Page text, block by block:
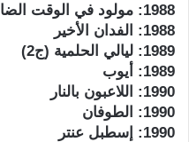
1988: مولود في الوقت الضائع
1988: الفدان الأخير
1989: ليالي الحلمية (ج2)
1989: أيوب
1990: اللاعبون بالنار
1990: الطوفان
1990: إسطبل عنتر